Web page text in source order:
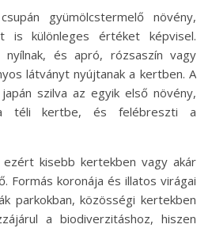
gyümölcstermelő növény,
is különleges értéket képvisel.
nyílnak, és apró, rózsaszín vagy
látványt nyújtanak a kertben. A
szilva az egyik első növény,
téli kertbe, és felébreszti a
kisebb kertekben vagy akár
Formás koronája és illatos virágai
parkokban, közösségi kertekben
a biodiverzitáshoz, hiszen